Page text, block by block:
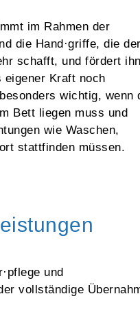
im Rahmen der
die Hand·griffe, die
schafft, und fördert
eigener Kraft noch
wichtig, wenn
Bett liegen muss und
wie Waschen,
stattfinden müssen.
und
vollständige